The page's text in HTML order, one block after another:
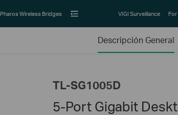
Pharos Wireless Bridges VIGI Surveillance For
Descripción General
TL-SG1005D
5-Port Gigabit